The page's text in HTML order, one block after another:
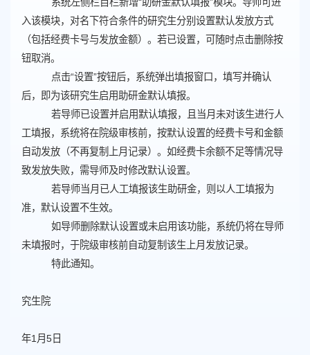
系统左侧栏目栏新增“助研金默认填报”模块。导师可进
入该模块，对名下符合条件的研究生分别设置默认发放方式
（包括经费卡号与发放金额）。若已设置，可随时点击删除按
钮取消。
点击“设置”按钮后，系统弹出填报窗口，填写并确认
后，即为该研究生启用助研金默认填报。
若导师已设置并启用默认填报，且当月未对该生进行人
工填报，系统将在院级审核前，按默认设置的经费卡号和金额
自动发放（不再复制上月记录）。如经费卡余额不足等情况导
致发放失败，需导师及时修改默认设置。
若导师当月已人工填报该生助研金，则以人工填报为
准，默认设置不生效。
如导师删除默认设置或未启用该功能，系统仍将在导师
未填报时，于院级审核前自动复制该生上月发放记录。
特此通知。
究生院
年1月5日